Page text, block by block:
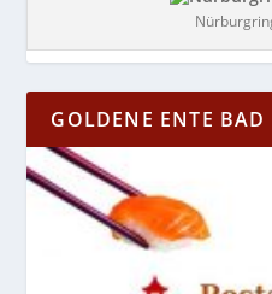
GOLDENE ENTE BAD